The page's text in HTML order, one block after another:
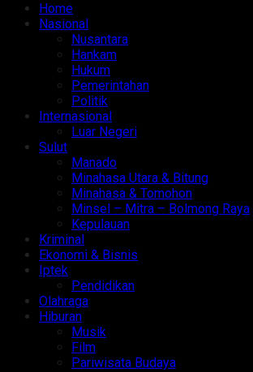
Home
Nasional
Nusantara
Hankam
Hukum
Pemerintahan
Politik
Internasional
Luar Negeri
Sulut
Manado
Minahasa Utara & Bitung
Minahasa & Tomohon
Minsel – Mitra – Bolmong Raya
Kepulauan
Kriminal
Ekonomi & Bisnis
Iptek
Pendidikan
Olahraga
Hiburan
Musik
Film
Pariwisata Budaya